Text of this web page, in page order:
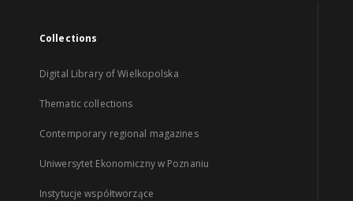
Collections
Digital Library of Wielkopolska
Thematic collections
Contemporary regional magazines
Uniwersytet Ekonomiczny w Poznaniu
Instytucje współtworzące